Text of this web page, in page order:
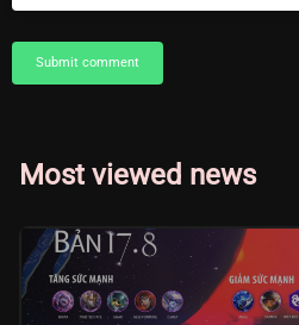
Submit comment
Most viewed news